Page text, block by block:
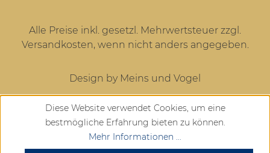
Alle Preise inkl. gesetzl. Mehrwertsteuer zzgl.
Versandkosten, wenn nicht anders angegeben.
Design by Meins und Vogel
Diese Website verwendet Cookies, um eine
bestmögliche Erfahrung bieten zu können.
Mehr Informationen ...
SEHR GUT (4.72 / 5)